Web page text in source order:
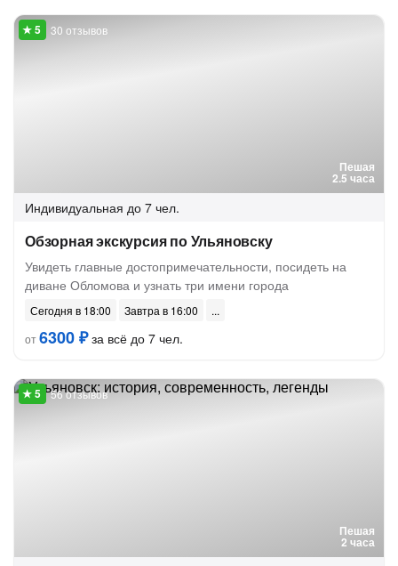
Пешая
2.5 часа
30 отзывов
Индивидуальная до 7 чел.
Обзорная экскурсия по Ульяновску
Увидеть главные достопримечательности, посидеть на
диване Обломова и узнать три имени города
Сегодня в 18:00
Завтра в 16:00
от6300 ₽за всё до 7 чел.
Пешая
2 часа
56 отзывов